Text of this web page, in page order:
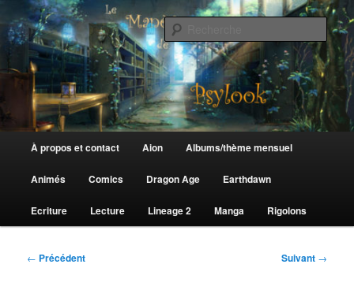
au
contenu
principalLe Manège de Psylook
principal
À propos et contact Aion Albums/thème mensuel
Animés Comics Dragon Age Earthdawn
Ecriture Lecture Lineage 2 Manga Rigolons
Navigation
← Précédent Suivant →